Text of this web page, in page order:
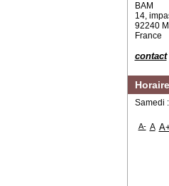
BAM
14,
92240
France
contact
Samedi
A- A